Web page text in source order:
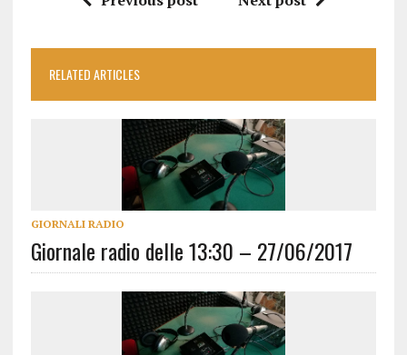
RELATED ARTICLES
GIORNALI RADIO
Giornale radio delle 13:30 – 27/06/2017